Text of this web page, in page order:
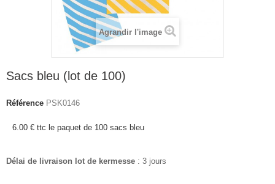
Agrandir l'image
Sacs bleu (lot de 100)
Référence PSK0146
6.00 € ttc le paquet de 100 sacs bleu
Délai de livraison lot de kermesse : 3 jours